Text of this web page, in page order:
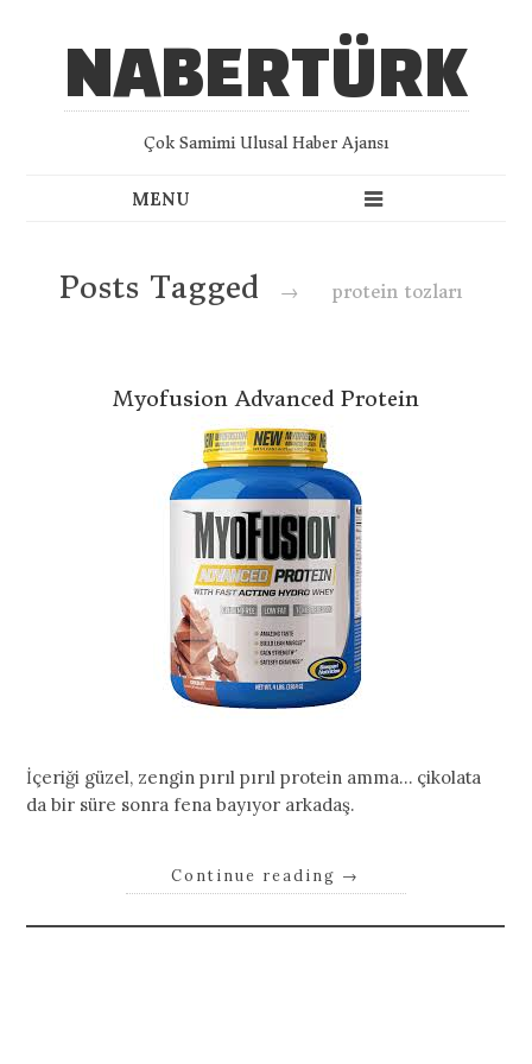
NABERTÜRK
Çok Samimi Ulusal Haber Ajansı
Posts Tagged → protein tozları
Myofusion Advanced Protein
İçeriği güzel, zengin pırıl pırıl protein amma… çikolata
da bir süre sonra fena bayıyor arkadaş.
Continue reading →